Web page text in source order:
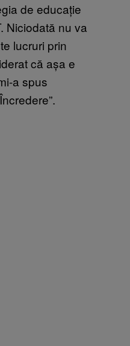
de educație
Niciodată nu va
lucruri prin
că așa e
a spus